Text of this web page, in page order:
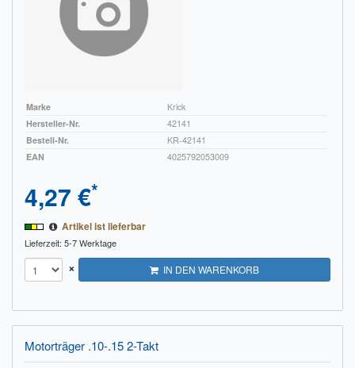
Sendungsverfolgung DPD
Verfügbarkeitsanzeige
Widerrufsbelehrung für den Verkauf von Waren / Muster-
Widerrufsbelehrung für digitale Waren / Muster-
Widerrufsformular
AGB und Kundeninformationen
Datenschutzerklärung
Hinweise zur Batterieentsorgung
Geschäftszeiten
Marke
Krick
Hersteller-Nr.
42141
Bestell-Nr.
KR-42141
EAN
4025792053009
4,27 €*
Artikel ist lieferbar
Lieferzeit: 5-7 Werktage
× IN DEN WARENKORB
Motorträger .10-.15 2-Takt